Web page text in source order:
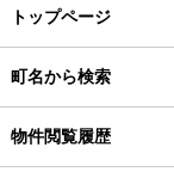
トップページ
町名から検索
物件閲覧履歴